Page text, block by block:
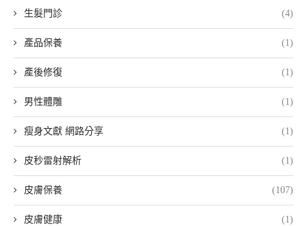
生髮門診 (4)
產品保養 (1)
產後修復 (1)
男性體雕 (1)
瘦身文獻 網路分享 (1)
皮秒雷射解析 (1)
皮膚保養 (107)
皮膚健康 (1)